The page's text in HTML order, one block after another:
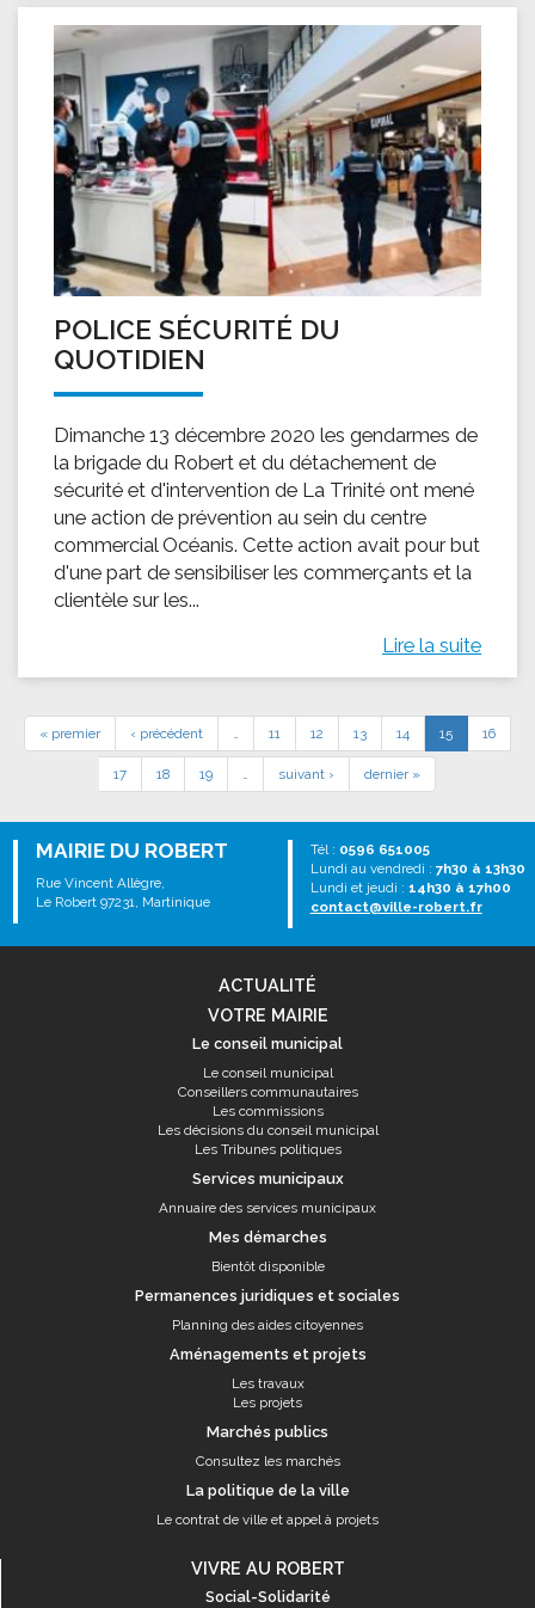
POLICE SÉCURITÉ DU
QUOTIDIEN
Dimanche 13 décembre 2020 les gendarmes de
la brigade du Robert et du détachement de
sécurité et d'intervention de La Trinité ont mené
une action de prévention au sein du centre
commercial Océanis. Cette action avait pour but
d'une part de sensibiliser les commerçants et la
clientèle sur les...
Lire la suite
« premier ‹ précédent … 11 12 13 14 15 16
17 18 19 … suivant › dernier »
MAIRIE DU ROBERT
Rue Vincent Allègre,
Le Robert 97231, Martinique
Tél : 0596 651005
Lundi au vendredi : 7h30 à 13h30
Lundi et jeudi : 14h30 à 17h00
contact@ville-robert.fr
ACTUALITÉ
VOTRE MAIRIE
Le conseil municipal
Le conseil municipal
Conseillers communautaires
Les commissions
Les décisions du conseil municipal
Les Tribunes politiques
Services municipaux
Annuaire des services municipaux
Mes démarches
Bientôt disponible
Permanences juridiques et sociales
Planning des aides citoyennes
Aménagements et projets
Les travaux
Les projets
Marchés publics
Consultez les marchés
La politique de la ville
Le contrat de ville et appel à projets
VIVRE AU ROBERT
Social-Solidarité